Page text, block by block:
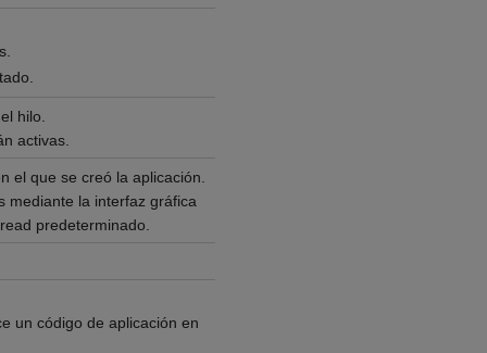
hilo.
activas.
el que se creó la aplicación.
mediante la interfaz gráfica
predeterminado.
un código de aplicación en